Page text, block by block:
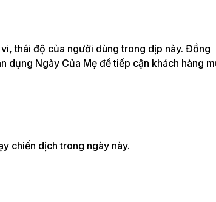
thái độ của người dùng trong dịp này. Đồng
dụng Ngày Của Mẹ để tiếp cận khách hàng
chiến dịch trong ngày này.